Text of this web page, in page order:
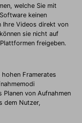
welche Sie mit
keinen
Ihre Videos direkt von
sie nicht auf
freigeben.
Framerates
von Aufnahmen
dem Nutzer,